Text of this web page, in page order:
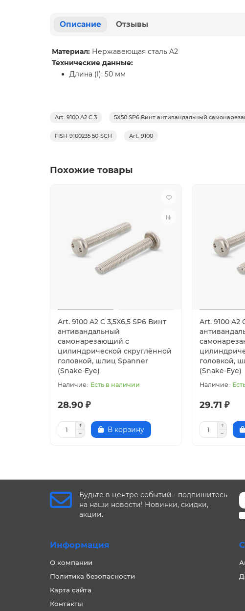
Описание Отзывы
Материал: Нержавеющая сталь A2
Технические данные:
Длина (l): 50 мм
Art. 9100 A2 C 3 5X50 SP6 Винт антивандальный
FISH-9100235 50-SCH Art. 9100
Похожие товары
Art. 9100 A2 C 3,5X6,5 SP6 Винт
антивандальный
самонарезающий с
цилиндрической скруглённой
головкой, шлиц Spanner
(Snake-Eye)
Есть в наличии
28.90 ₽
В корзину
Art. 9100 A2
головкой,
(Snake-Eye)
29.71 ₽
Будьте в центре событий - подпишитесь
на наши новости! Новинки, скидки,
акции.
Информация
О компании
Политика безопасности
Карта сайта
Контакты